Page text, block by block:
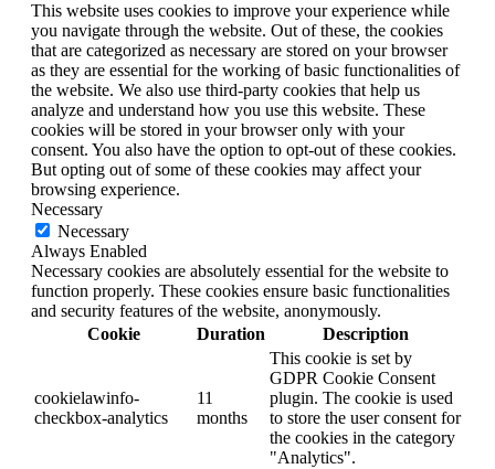
This website uses cookies to improve your experience while
you navigate through the website. Out of these, the cookies
that are categorized as necessary are stored on your browser
as they are essential for the working of basic functionalities of
the website. We also use third-party cookies that help us
analyze and understand how you use this website. These
cookies will be stored in your browser only with your
consent. You also have the option to opt-out of these cookies.
But opting out of some of these cookies may affect your
browsing experience.
Necessary
Necessary
Always Enabled
Necessary cookies are absolutely essential for the website to
function properly. These cookies ensure basic functionalities
and security features of the website, anonymously.
Cookie
Duration Description
cookielawinfo-
checkbox-analytics
11
months
This cookie is set by
GDPR Cookie Consent
plugin. The cookie is used
to store the user consent for
the cookies in the category
"Analytics".